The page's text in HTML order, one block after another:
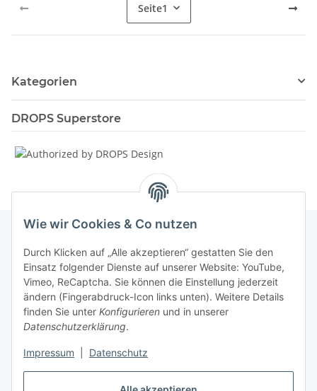
Wie wir Cookies & Co nutzen
Durch Klicken auf „Alle akzeptieren“ gestatten Sie den
Einsatz folgender Dienste auf unserer Website: YouTube,
Vimeo, ReCaptcha. Sie können die Einstellung jederzeit
ändern (Fingerabdruck-Icon links unten). Weitere Details
finden Sie unter Konfigurieren und in unserer
Datenschutzerklärung.
Impressum Datenschutz
Seite1
Kategorien
DROPS Superstore
Informationen
Unsere Spezialshops
Ladenlokal